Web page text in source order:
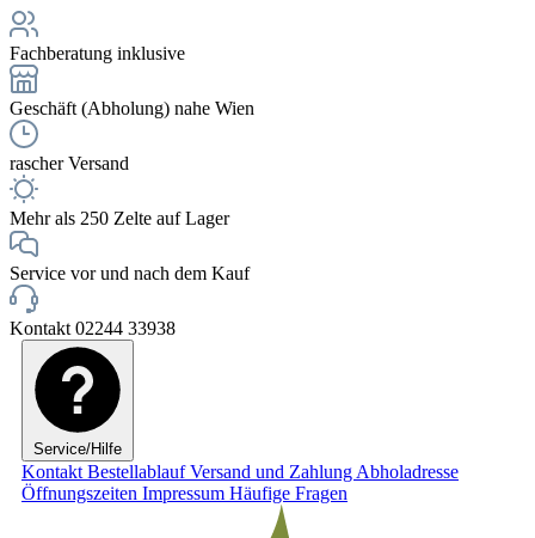
Fachberatung inklusive
Geschäft (Abholung) nahe Wien
rascher Versand
Mehr als 250 Zelte auf Lager
Service vor und nach dem Kauf
Kontakt 02244 33938
Service/Hilfe
Kontakt BestellablaufVersand und Zahlung Abholadresse
Öffnungszeiten Impressum Häufige Fragen